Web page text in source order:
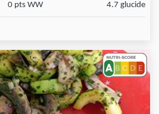
0 pts WW 4.7 glucide